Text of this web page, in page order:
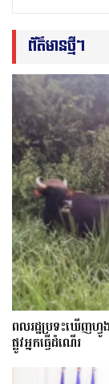
ព័ត៌មានថ្មីៗ
ពលរដ្ឋប្រទះឃេីញហ្
ផ្លូវអ្នកធ្វើដំណើរ